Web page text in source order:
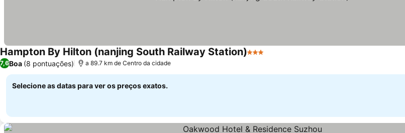
Hampton By Hilton (nanjing South Railway Station)3 Estrelas
7,6Boa (8 pontuações) a 89.7 km de Centro da cidade
Selecione as datas para ver os preços exatos.